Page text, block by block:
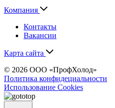
Компания
Контакты
Вакансии
Карта сайта
© 2026 ООО «ПрофХолод»
Политика конфидециальности
Использование Cookies